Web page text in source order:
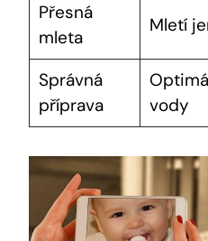
Přesná
mleta
Mletí
Správná
příprava
vody